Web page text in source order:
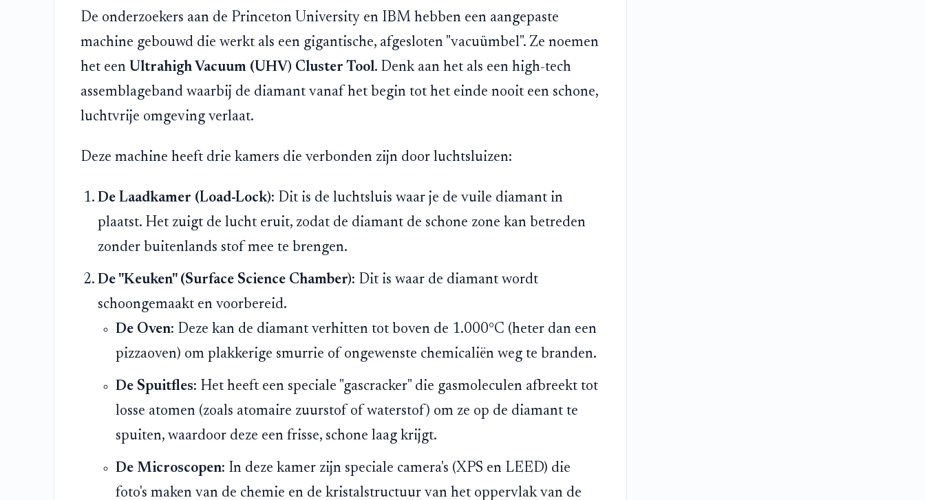
De onderzoekers aan de Princeton University en IBM hebben een aangepaste
machine gebouwd die werkt als een gigantische, afgesloten "vacuümbel". Ze noemen
het een Ultrahigh Vacuum (UHV) Cluster Tool. Denk aan het als een high-tech
assemblageband waarbij de diamant vanaf het begin tot het einde nooit een schone,
luchtvrije omgeving verlaat.
Deze machine heeft drie kamers die verbonden zijn door luchtsluizen:
De Laadkamer (Load-Lock): Dit is de luchtsluis waar je de vuile diamant in
plaatst. Het zuigt de lucht eruit, zodat de diamant de schone zone kan betreden
zonder buitenlands stof mee te brengen.
De "Keuken" (Surface Science Chamber): Dit is waar de diamant wordt
schoongemaakt en voorbereid.
De Oven: Deze kan de diamant verhitten tot boven de 1.000°C (heter dan een
pizzaoven) om plakkerige smurrie of ongewenste chemicaliën weg te branden.
De Spuitfles: Het heeft een speciale "gascracker" die gasmoleculen afbreekt tot
losse atomen (zoals atomaire zuurstof of waterstof) om ze op de diamant te
spuiten, waardoor deze een frisse, schone laag krijgt.
De Microscopen: In deze kamer zijn speciale camera's (XPS en LEED) die
foto's maken van de chemie en de kristalstructuur van het oppervlak van de